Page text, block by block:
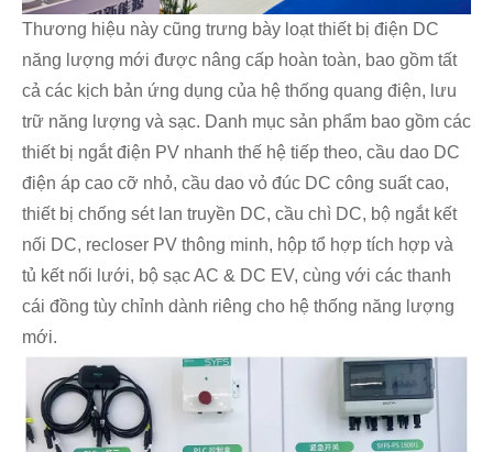
Thương hiệu này cũng trưng bày loạt thiết bị điện DC
năng lượng mới được nâng cấp hoàn toàn, bao gồm tất
cả các kịch bản ứng dụng của hệ thống quang điện, lưu
trữ năng lượng và sạc. Danh mục sản phẩm bao gồm các
thiết bị ngắt điện PV nhanh thế hệ tiếp theo, cầu dao DC
điện áp cao cỡ nhỏ, cầu dao vỏ đúc DC công suất cao,
thiết bị chống sét lan truyền DC, cầu chì DC, bộ ngắt kết
nối DC, recloser PV thông minh, hộp tổ hợp tích hợp và
tủ kết nối lưới, bộ sạc AC & DC EV, cùng với các thanh
cái đồng tùy chỉnh dành riêng cho hệ thống năng lượng
mới.